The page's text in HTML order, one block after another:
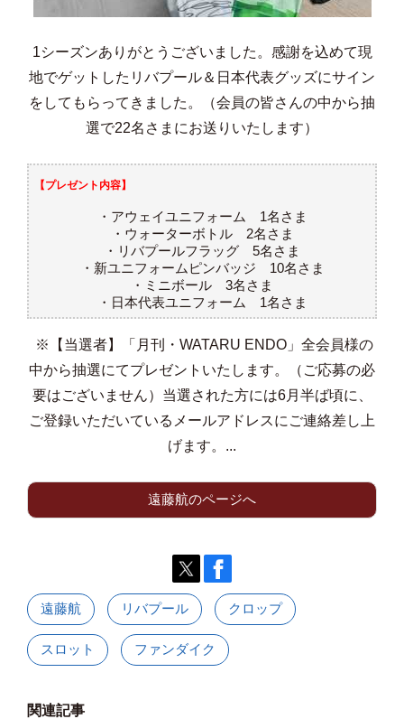
1シーズンありがとうございました。感謝を込めて現
地でゲットしたリバプール＆日本代表グッズにサイン
をしてもらってきました。（会員の皆さんの中から抽
選で22名さまにお送りいたします）
【プレゼント内容】
・アウェイユニフォーム 1名さま
・ウォーターボトル 2名さま
・リバプールフラッグ 5名さま
・新ユニフォームピンバッジ 10名さま
・ミニボール 3名さま
・日本代表ユニフォーム 1名さま
※【当選者】「月刊・WATARU ENDO」全会員様の
中から抽選にてプレゼントいたします。（ご応募の必
要はございません）当選された方には6月半ば頃に、
ご登録いただいているメールアドレスにご連絡差し上
げます。...
遠藤航のページへ
遠藤航 リバプール クロップ
スロット ファンダイク
関連記事